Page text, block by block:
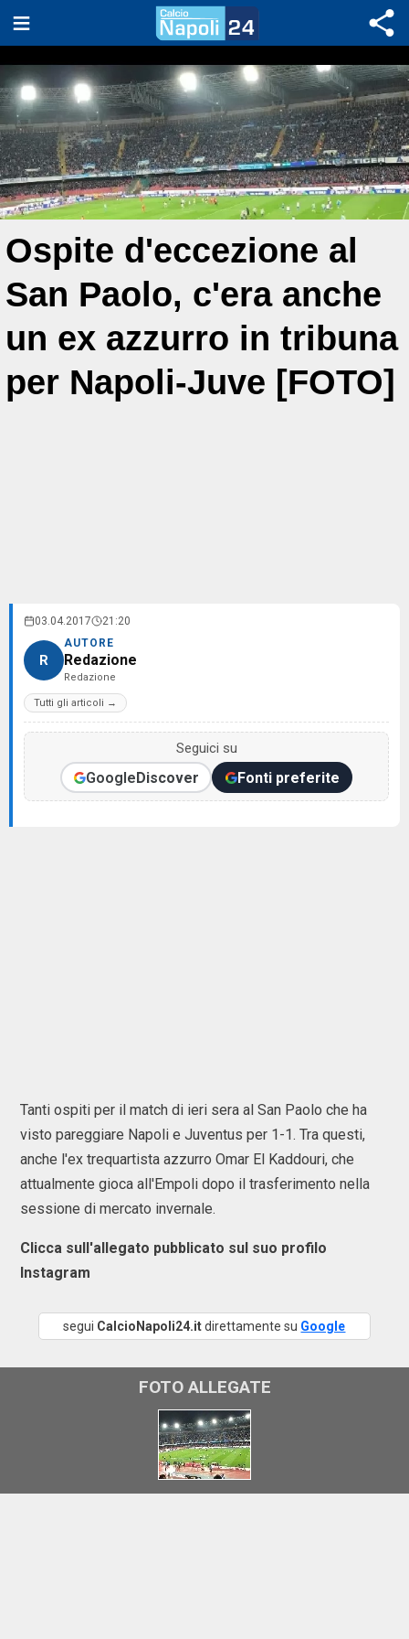
Ospite d'eccezione al
San Paolo, c'era anche
un ex azzurro in tribuna
per Napoli-Juve [FOTO]
03.04.2017 21:20
R
AUTORE
Redazione
Redazione
Tutti gli articoli →
Seguici su
GoogleDiscover Fonti preferite
Tanti ospiti per il match di ieri sera al San Paolo che ha
visto pareggiare Napoli e Juventus per 1-1. Tra questi,
anche l'ex trequartista azzurro Omar El Kaddouri, che
attualmente gioca all'Empoli dopo il trasferimento nella
sessione di mercato invernale.
Clicca sull'allegato pubblicato sul suo profilo
Instagram
segui CalcioNapoli24.itdirettamente su Google
FOTO ALLEGATE